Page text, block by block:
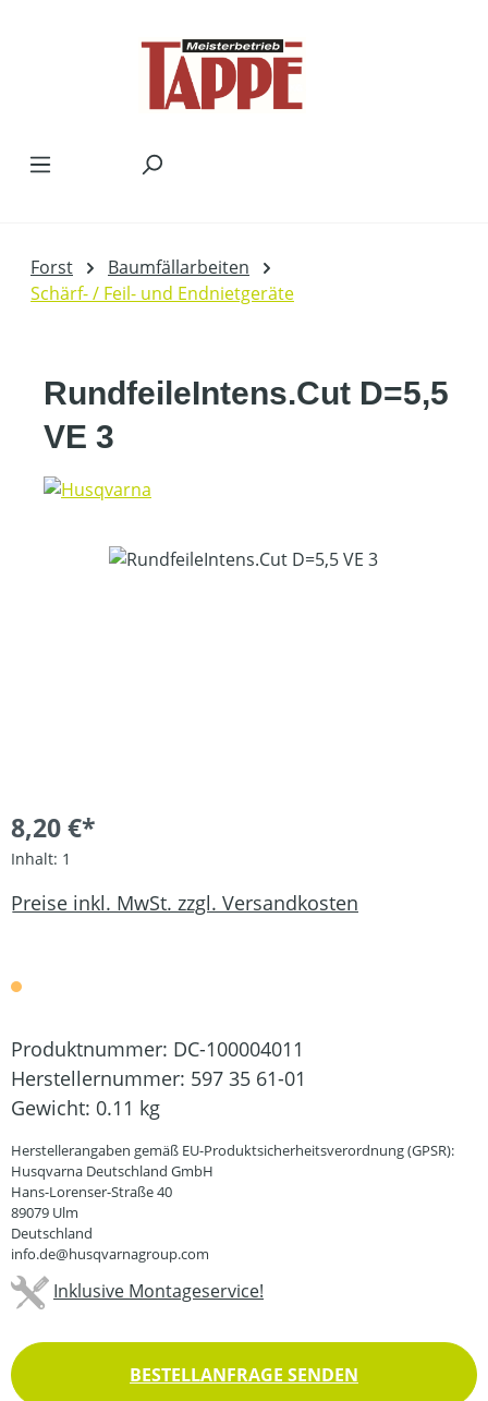
Forst
Baumfällarbeiten
Schärf- / Feil- und Endnietgeräte
RundfeileIntens.Cut D=5,5
VE 3
Bildergalerie überspringen
8,20 €*
Inhalt: 1
Preise inkl. MwSt. zzgl. Versandkosten
Produktnummer: DC-100004011
Herstellernummer: 597 35 61-01
Gewicht: 0.11 kg
Herstellerangaben gemäß EU-Produktsicherheitsverordnung (GPSR):
Husqvarna Deutschland GmbH
Hans-Lorenser-Straße 40
89079 Ulm
Deutschland
info.de@husqvarnagroup.com
Inklusive Montageservice!
BESTELLANFRAGE SENDEN